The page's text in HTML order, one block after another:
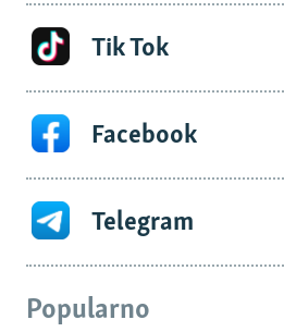
Tik Tok
Facebook
Telegram
Popularno